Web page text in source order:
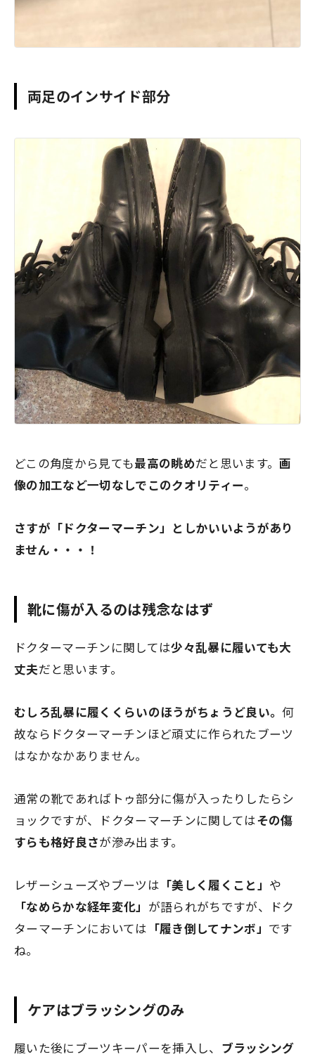
両足のインサイド部分
どこの角度から見ても最高の眺めだと思います。画
像の加工など一切なしでこのクオリティー。
さすが「ドクターマーチン」としかいいようがあり
ません・・・！
靴に傷が入るのは残念なはず
ドクターマーチンに関しては少々乱暴に履いても大
丈夫だと思います。
むしろ乱暴に履くくらいのほうがちょうど良い。何
故ならドクターマーチンほど頑丈に作られたブーツ
はなかなかありません。
通常の靴であればトゥ部分に傷が入ったりしたらシ
ョックですが、ドクターマーチンに関してはその傷
すらも格好良さが滲み出ます。
レザーシューズやブーツは 「美しく履くこと」 や
「なめらかな経年変化」 が語られがちですが、ドク
ターマーチンにおいては 「履き倒してナンボ」 です
ね。
ケアはブラッシングのみ
履いた後にブーツキーパーを挿入し、 ブラッシング